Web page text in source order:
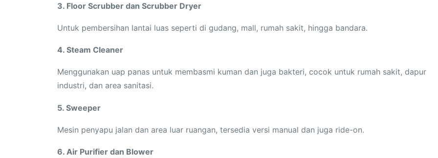
3. Floor Scrubber dan Scrubber Dryer
Untuk pembersihan lantai luas seperti di gudang, mall, rumah sakit, hingga bandara.
4. Steam Cleaner
Menggunakan uap panas untuk membasmi kuman dan juga bakteri, cocok untuk rumah sakit, dapur
industri, dan area sanitasi.
5. Sweeper
Mesin penyapu jalan dan area luar ruangan, tersedia versi manual dan juga ride-on.
6. Air Purifier dan Blower